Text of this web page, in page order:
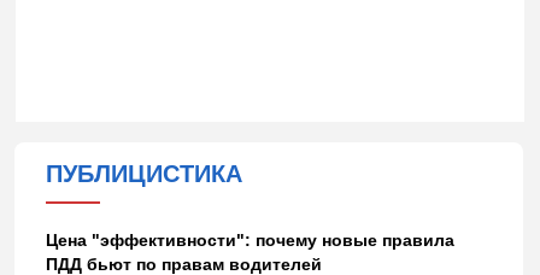
ПУБЛИЦИСТИКА
Цена "эффективности": почему новые правила
ПДД бьют по правам водителей